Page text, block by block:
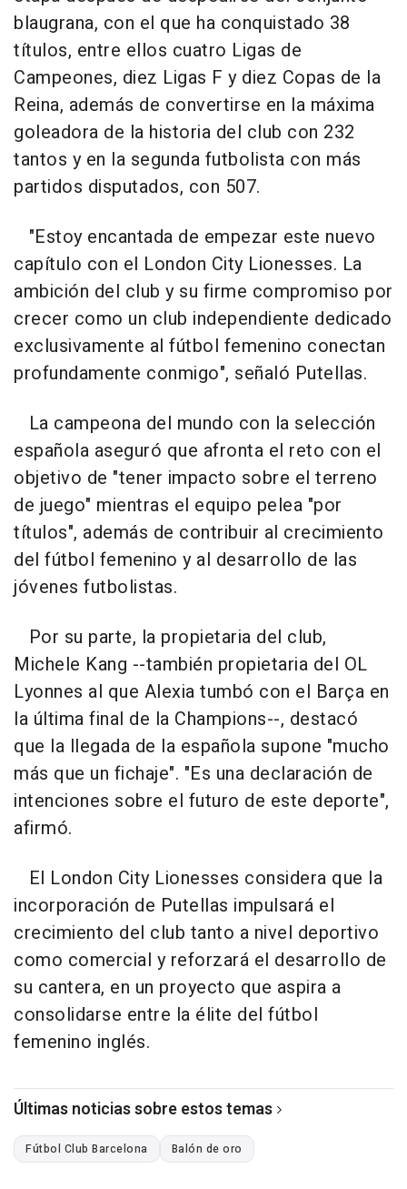
blaugrana, con el que ha conquistado 38
títulos, entre ellos cuatro Ligas de
Campeones, diez Ligas F y diez Copas de la
Reina, además de convertirse en la máxima
goleadora de la historia del club con 232
tantos y en la segunda futbolista con más
partidos disputados, con 507.
"Estoy encantada de empezar este nuevo
capítulo con el London City Lionesses. La
ambición del club y su firme compromiso por
crecer como un club independiente dedicado
exclusivamente al fútbol femenino conectan
profundamente conmigo", señaló Putellas.
La campeona del mundo con la selección
española aseguró que afronta el reto con el
objetivo de "tener impacto sobre el terreno
de juego" mientras el equipo pelea "por
títulos", además de contribuir al crecimiento
del fútbol femenino y al desarrollo de las
jóvenes futbolistas.
Por su parte, la propietaria del club,
Michele Kang --también propietaria del OL
Lyonnes al que Alexia tumbó con el Barça en
la última final de la Champions--, destacó
que la llegada de la española supone "mucho
más que un fichaje". "Es una declaración de
intenciones sobre el futuro de este deporte",
afirmó.
El London City Lionesses considera que la
incorporación de Putellas impulsará el
crecimiento del club tanto a nivel deportivo
como comercial y reforzará el desarrollo de
su cantera, en un proyecto que aspira a
consolidarse entre la élite del fútbol
femenino inglés.
Últimas noticias sobre estos temas
Fútbol Club Barcelona Balón de oro